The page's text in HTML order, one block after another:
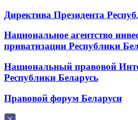
Директива Президента
Национальное агентство
приватизации Республики
Национальный правовой
Республики Беларусь
Правовой форум Беларуси